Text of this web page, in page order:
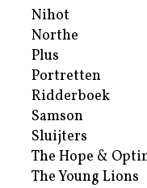
Nihot
Northe
Plus
Portretten
Ridderboek
Samson
Sluijters
The Hope &
The Young Lions